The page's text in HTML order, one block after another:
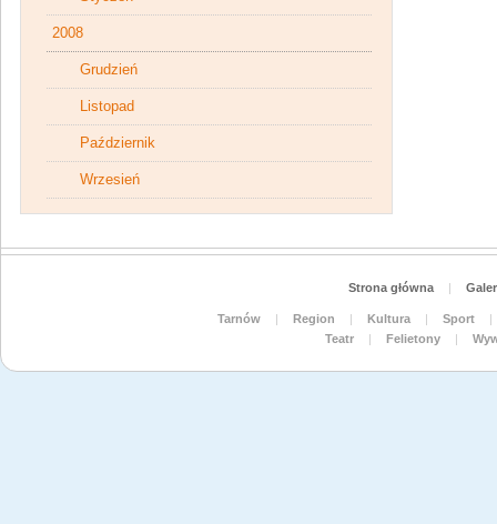
2008
Grudzień
Listopad
Październik
Wrzesień
Strona główna |
Tarnów | Region | Kultura | Sport
|
Teatr
| Felietony |